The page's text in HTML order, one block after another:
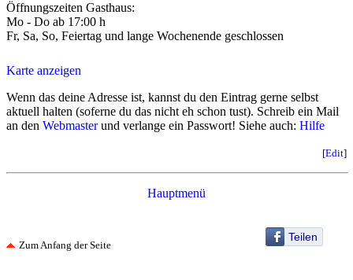
Öffnungszeiten Gasthaus:
Mo - Do ab 17:00 h
Fr, Sa, So, Feiertag und lange Wochenende geschlossen
Karte anzeigen
Wenn das deine Adresse ist, kannst du den Eintrag gerne selbst
aktuell halten (soferne du das nicht eh schon tust). Schreib ein Mail
an den Webmasterund verlange ein Passwort! Siehe auch: Hilfe
[Edit]
Hauptmenü
Teilen
Zum Anfang der Seite